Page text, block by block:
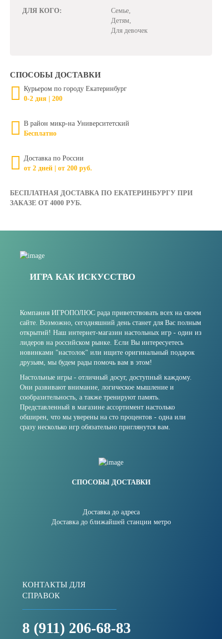
ДЛЯ КОГО:
Семье,
Детям,
Для девочек
СПОСОБЫ ДОСТАВКИ
Курьером по городу Екатеринбург
0-2 дня | 200
В район микр-на Университетский
Бесплатно
Доставка по России
от 2 дней | от 200 руб.
БЕСПЛАТНАЯ ДОСТАВКА ПО ЕКАТЕРИНБУРГУ ПРИ
ЗАКАЗЕ ОТ 4000 РУБ.
ИГРА КАК ИСКУССТВО
Компания ИГРОПОЛЮС рада приветствовать всех на своем
сайте. Возможно, сегодняшний день станет для Вас полным
открытий! Наш интернет-магазин настольных игр - один из
лидеров на российском рынке. Если Вы интересуетесь
новинками "настолок" или ищите оригинальный подарок
друзьям, мы будем рады помочь вам в этом!
Настольные игры - отличный досуг, доступный каждому.
Они развивают внимание, логическое мышление и
сообразительность, а также тренируют память.
Представленный в магазине ассортимент настолько
обширен, что мы уверены на сто процентов - одна или
сразу несколько игр обязательно приглянутся вам.
СПОСОБЫ ДОСТАВКИ
Доставка до адреса
Доставка до ближайшей станции метро
КОНТАКТЫ ДЛЯ
СПРАВОК
8 (911) 206-68-83